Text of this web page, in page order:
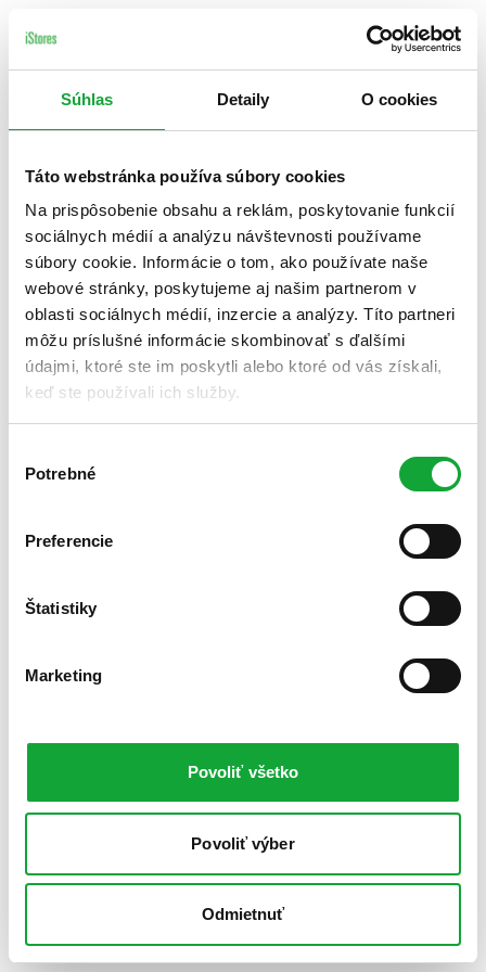
Súhlas Detaily O cookies
Táto webstránka používa súbory cookies
Na prispôsobenie obsahu a reklám, poskytovanie funkcií
sociálnych médií a analýzu návštevnosti používame
súbory cookie. Informácie o tom, ako používate naše
webové stránky, poskytujeme aj našim partnerom v
oblasti sociálnych médií, inzercie a analýzy. Títo partneri
môžu príslušné informácie skombinovať s ďalšími
údajmi, ktoré ste im poskytli alebo ktoré od vás získali,
keď ste používali ich služby.
súhlasu
Potrebné
Preferencie
Štatistiky
Marketing
Povoliť všetko
Povoliť výber
Odmietnuť